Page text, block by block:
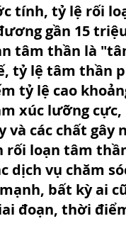
tính, tỷ lệ rối
gần 15
tâm thần là
tỷ lệ tâm thần
tỷ lệ cao
xúc lưỡng
các chất gây
rối loạn tâm
dịch vụ chăm
bất kỳ ai
đoạn, thời